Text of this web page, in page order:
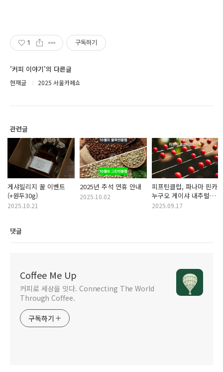
1 구독하기
'커피 이야기'의 다른글
현재글 2025 서울카페쇼
관련글
게샤빌리지 꿀 이벤트
(+원두30g)
2025.10.21
2025년 추석 연휴 안내
2025.10.02
피프틴클럽, 파나마 핀카
누구오 게이샤 내추럴
ICD
2025.09.17
댓글
Coffee Me Up
커피로 세상을 잇다. Connecting The World
Through Coffee.
구독하기